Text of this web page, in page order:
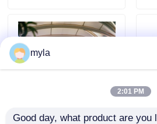
মামলা
স্পেস ফ্রেম ট্রাস
myla
2:01 PM
Good day, what product are you